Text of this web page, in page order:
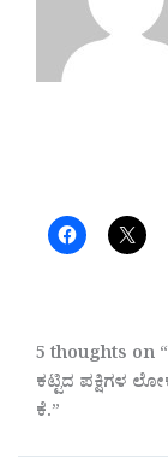
5 thoughts on
ಕಟ್ಟಿದ ಪಕ್ಷಿಗಳ
ಕೆ.”